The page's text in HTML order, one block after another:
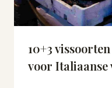
10+3
voor Italiaanse